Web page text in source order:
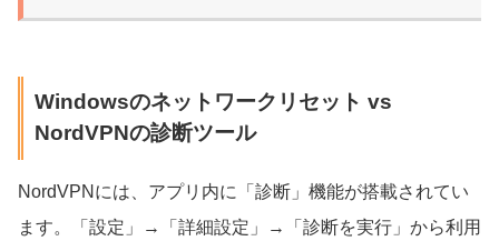
Windowsのネットワークリセット vs
NordVPNの診断ツール
NordVPNには、アプリ内に「診断」機能が搭載されてい
ます。「設定」→「詳細設定」→「診断を実行」から利用